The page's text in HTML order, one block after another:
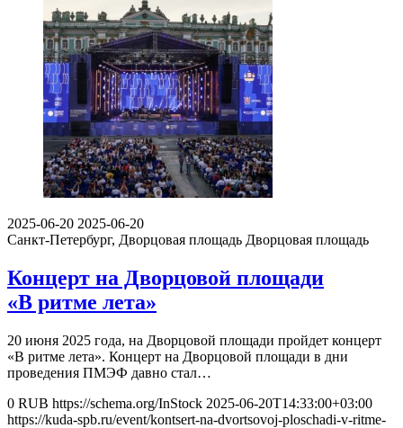
2025-06-20 2025-06-20
Санкт-Петербург, Дворцовая площадь Дворцовая площадь
Концерт на Дворцовой площади
«В ритме лета»
20 июня 2025 года, на Дворцовой площади пройдет концерт
«В ритме лета». Концерт на Дворцовой площади в дни
проведения ПМЭФ давно стал…
0 RUB https://schema.org/InStock 2025-06-20T14:33:00+03:00
https://kuda-spb.ru/event/kontsert-na-dvortsovoj-ploschadi-v-ritme-